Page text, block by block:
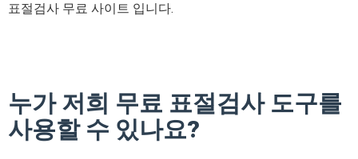
표절검사 무료 사이트 입니다.
누가 저희 무료 표절검사 도구를
사용할 수 있나요?